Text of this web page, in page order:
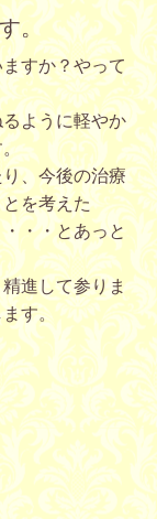
。
すか？やって
ように軽やか
。
、今後の治療
を考えた
・・とあっと
進して参りま
す。